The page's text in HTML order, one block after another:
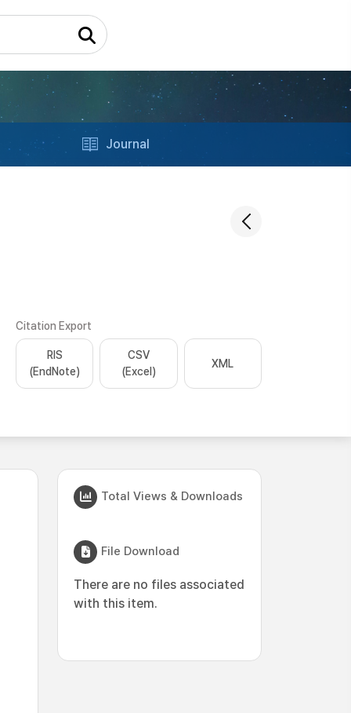
Journal
Citation Export
RIS
(EndNote)
CSV
(Excel)
XML
Total Views & Downloads
File Download
There are no files associated
with this item.